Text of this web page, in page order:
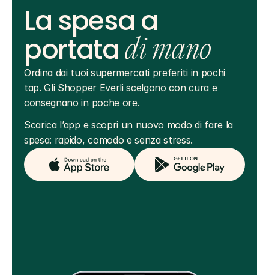
La spesa a
portatadi mano
Ordina dai tuoi supermercati preferiti in pochi
tap. Gli Shopper Everli scelgono con cura e
consegnano in poche ore.
Scarica l’app e scopri un nuovo modo di fare la
spesa: rapido, comodo e senza stress.